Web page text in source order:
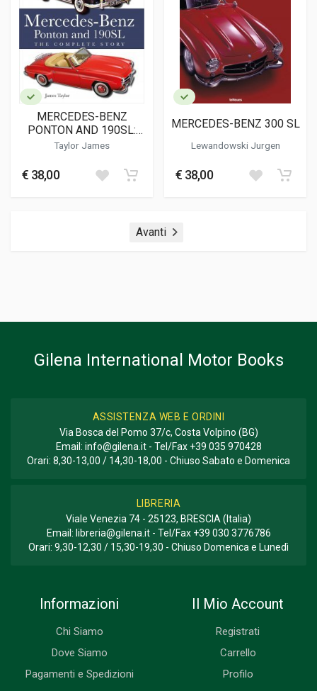
MERCEDES-BENZ
PONTON AND 190SL:
THE COMPLETE STORY
Taylor James
€ 38,00
MERCEDES-BENZ 300 SL
Lewandowski Jurgen
€ 38,00
Avanti
Gilena International Motor Books
ASSISTENZA WEB E ORDINI
Via Bosca del Pomo 37/c, Costa Volpino (BG)
Email: info@gilena.it- Tel/Fax +39 035 970428
Orari: 8,30-13,00 / 14,30-18,00 - Chiuso Sabato e Domenica
LIBRERIA
Viale Venezia 74 - 25123, BRESCIA (Italia)
Email: libreria@gilena.it- Tel/Fax +39 030 3776786
Orari: 9,30-12,30 / 15,30-19,30 - Chiuso Domenica e Lunedì
Informazioni
Chi Siamo
Dove Siamo
Pagamenti e Spedizioni
Il Mio Account
Registrati
Carrello
Profilo